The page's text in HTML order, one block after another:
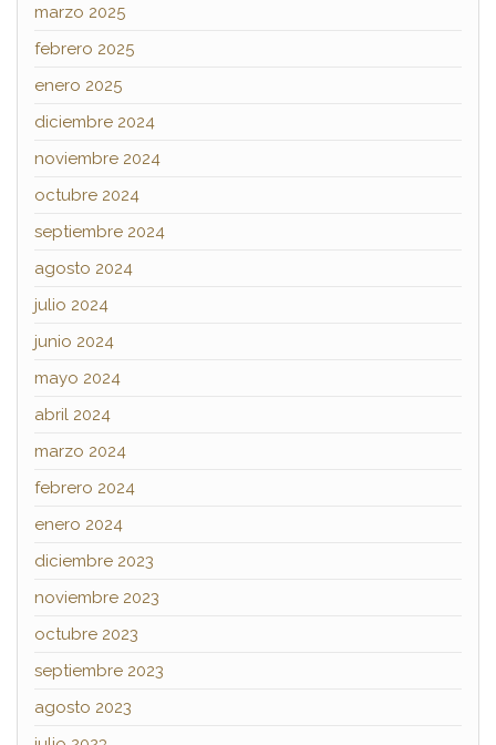
marzo 2025
febrero 2025
enero 2025
diciembre 2024
noviembre 2024
octubre 2024
septiembre 2024
agosto 2024
julio 2024
junio 2024
mayo 2024
abril 2024
marzo 2024
febrero 2024
enero 2024
diciembre 2023
noviembre 2023
octubre 2023
septiembre 2023
agosto 2023